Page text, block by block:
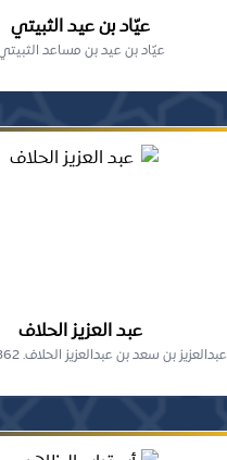
عيّاد بن عيد الثبيتي
عيّاد بن عيد بن مساعد
عبد العزيز الحلاف
عبدالعزيز بن سعد بن عبدالعزيز الحلاف. 1362- 1438هـ.